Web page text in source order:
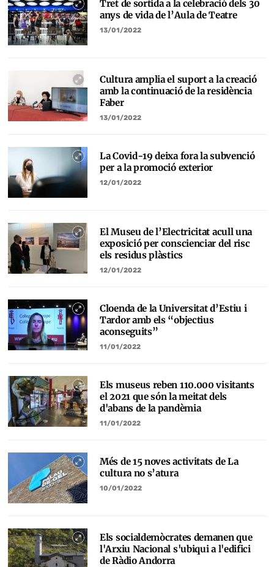
Tret de sortida a la celebració dels 30
anys de vida de l’Aula de Teatre
13/01/2022
Cultura amplia el suport a la creació
amb la continuació de la residència
Faber
13/01/2022
La Covid-19 deixa fora la subvenció
per a la promoció exterior
12/01/2022
El Museu de l’Electricitat acull una
exposició per conscienciar del risc
els residus plàstics
12/01/2022
Cloenda de la Universitat d’Estiu i
Tardor amb els “objectius
aconseguits”
11/01/2022
Els museus reben 110.000 visitants
el 2021 que són la meitat dels
d'abans de la pandèmia
11/01/2022
Més de 15 noves activitats de La
cultura no s’atura
10/01/2022
Els socialdemòcrates demanen que
l'Arxiu Nacional s'ubiqui a l'edifici
de Ràdio Andorra